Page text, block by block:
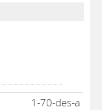
1-70-des-a